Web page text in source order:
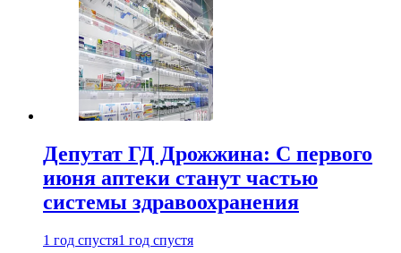
Депутат ГД Дрожжина: С первого
июня аптеки станут частью
системы здравоохранения
1 год спустя1 год спустя